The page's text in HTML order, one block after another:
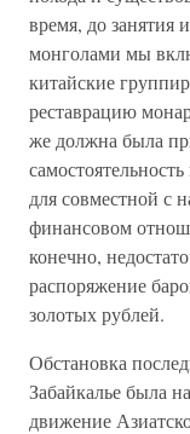
время, до занятия
монголами мы
китайские
реставрацию
же должна была
для совместной с
финансовом
конечно,
распоряжение
золотых рублей.
Обстановка
Забайкалье была
движение